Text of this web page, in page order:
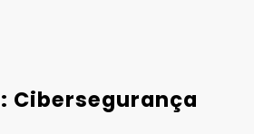
Cibersegurança